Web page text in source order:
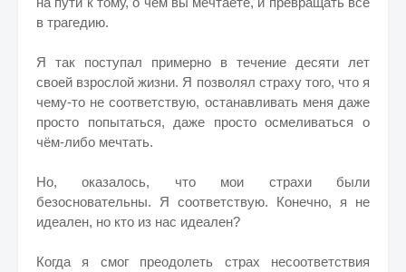
в трагедию.
Я так поступал примерно в течение десяти лет
своей взрослой жизни. Я позволял страху того, что я
чему-то не соответствую, останавливать меня даже
просто попытаться, даже просто осмеливаться о
чём-либо мечтать.
Но, оказалось, что мои страхи были
безосновательны. Я соответствую. Конечно, я не
идеален, но кто из нас идеален?
Когда я смог преодолеть страх несоответствия